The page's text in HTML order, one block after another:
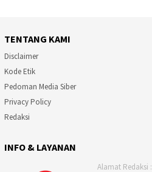
TENTANG KAMI
Disclaimer
Kode Etik
Pedoman Media Siber
Privacy Policy
Redaksi
INFO & LAYANAN
Alamat Redaksi :